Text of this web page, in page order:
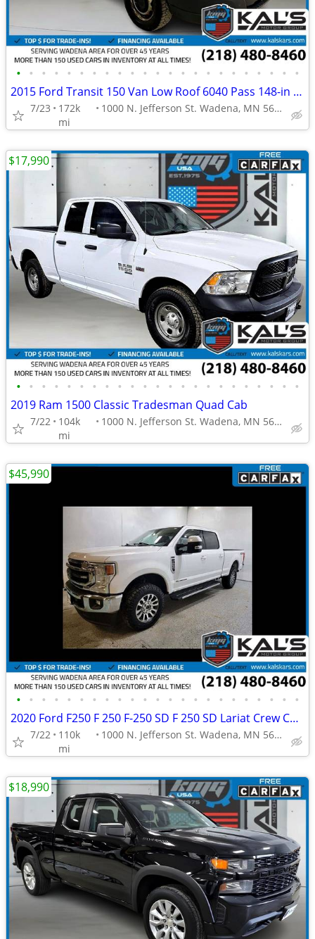
• • • • • • • • • • • • • • • • • • • • • • •
2015 Ford Transit 150 Van Low Roof 6040 Pass 148-in WB
7/23
172k
mi
1000 N. Jefferson St. Wadena, MN 56482
• • • • • • • • • • • • • • • • • • • • • • •
2019 Ram 1500 Classic Tradesman Quad Cab
7/22
104k
mi
1000 N. Jefferson St. Wadena, MN 56482
$17,990
• • • • • • • • • • • • • • • • • • • • • • •
2020 Ford F250 F 250 F-250 SD F 250 SD Lariat Crew CabTruck
7/22
110k
mi
1000 N. Jefferson St. Wadena, MN 56482
$45,990
$18,990